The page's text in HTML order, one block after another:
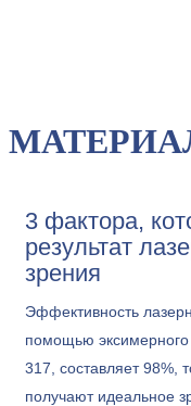
3 фактора,
результат
зрения
Эффективность
помощью эксимерного
317, составляет 98%,
получают идеальное